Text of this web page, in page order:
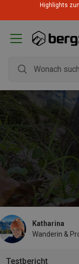
Highlights
Testbericht
Katharina
Wanderin &